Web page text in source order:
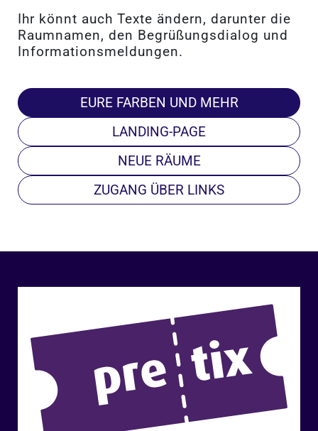
Ihr könnt auch Texte ändern, darunter die
Raumnamen, den Begrüßungsdialog und
Informationsmeldungen.
EURE FARBEN UND MEHR
LANDING-PAGE
NEUE RÄUME
ZUGANG ÜBER LINKS